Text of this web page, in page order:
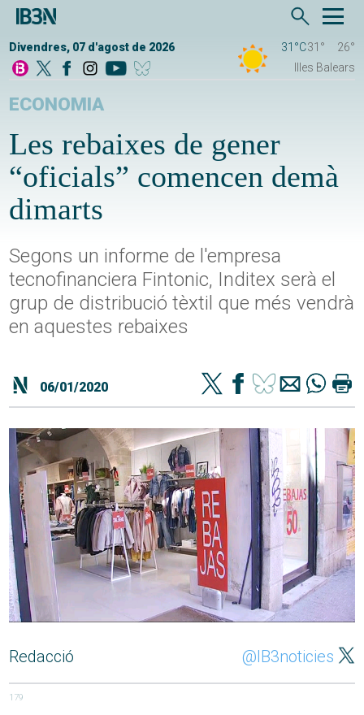
Divendres, 07 d'agost de 2026 31°C31°
26°
Illes Balears
ECONOMIA
Les rebaixes de gener
“oficials” comencen demà
dimarts
Segons un informe de l'empresa
tecnofinanciera Fintonic, Inditex serà el
grup de distribució tèxtil que més vendrà
en aquestes rebaixes
06/01/2020
Redacció @IB3noticies
179